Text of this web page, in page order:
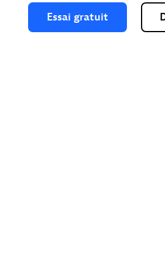
Essai gratuit